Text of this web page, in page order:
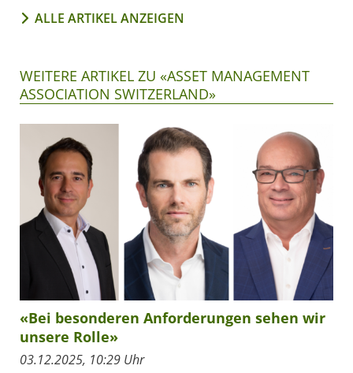
ALLE ARTIKEL ANZEIGEN
WEITERE ARTIKEL ZU «ASSET MANAGEMENT
ASSOCIATION SWITZERLAND»
«Bei besonderen Anforderungen sehen wir
unsere Rolle»
03.12.2025, 10:29 Uhr